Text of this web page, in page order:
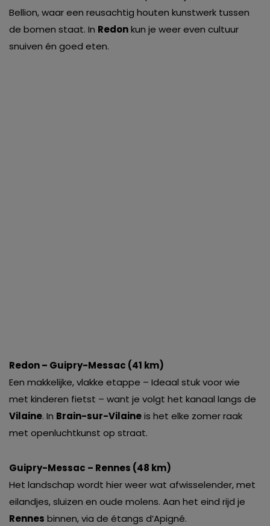
Bellion, waar een reusachtig houten kunstwerk tussen
de bomen staat. In Redonkun je weer even cultuur
snuiven én goed eten.
Redon – Guipry-Messac (41 km)
Een makkelijke, vlakke etappe – Ideaal stuk voor wie
met kinderen fietst – want je volgt het kanaal langs de
Vilaine. In Brain-sur-Vilaineis het elke zomer raak
met openluchtkunst op straat.
Guipry-Messac – Rennes (48 km)
Het landschap wordt hier weer wat afwisselender, met
eilandjes, sluizen en oude molens. Aan het eind rijd je
Rennes binnen, via de étangs d’Apigné.